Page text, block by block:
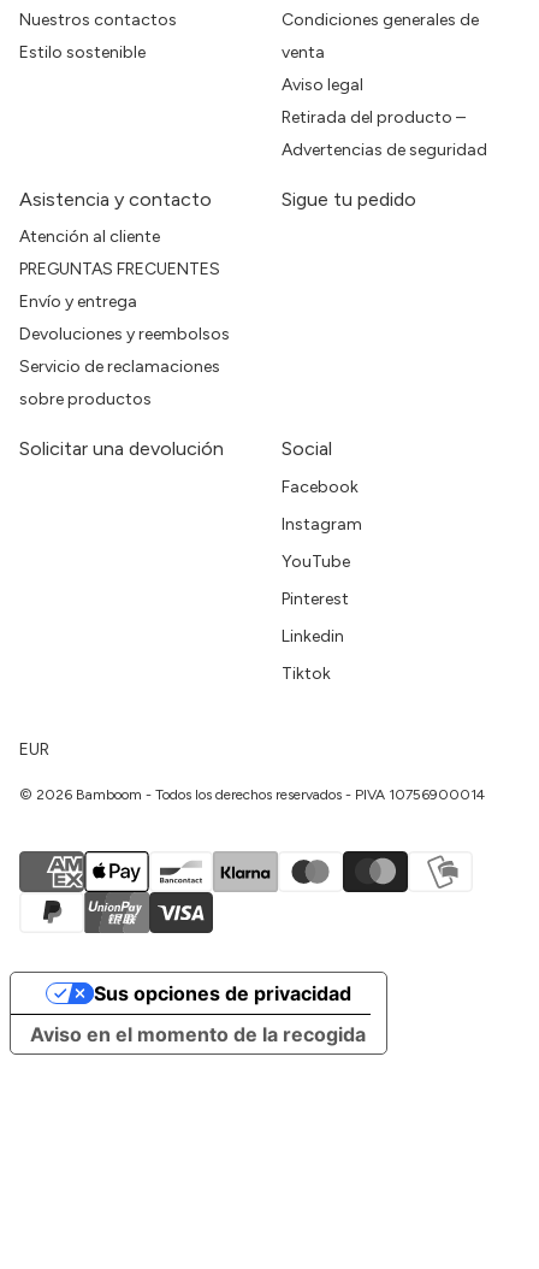
Nuestros contactos
Estilo sostenible
Condiciones generales de
venta
Aviso legal
Retirada del producto –
Advertencias de seguridad
Asistencia y contacto
Atención al cliente
PREGUNTAS FRECUENTES
Envío y entrega
Devoluciones y reembolsos
Servicio de reclamaciones
sobre productos
Sigue tu pedido
Solicitar una devolución Social
Facebook
Instagram
YouTube
Pinterest
Linkedin
Tiktok
EUR
© 2026 Bamboom - Todos los derechos reservados - PIVA 10756900014
Aviso en el momento de la recogida
Sus opciones de privacidad